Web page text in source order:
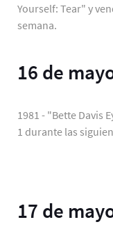
Yourself: Tear" y
semana.
16 de
1981 - "Bette Davis
1 durante las
17 de